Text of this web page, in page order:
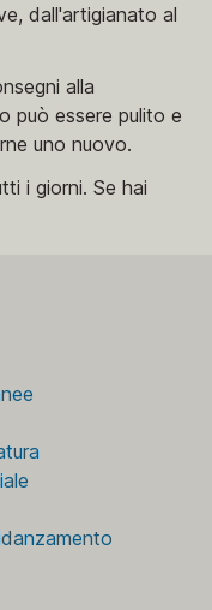
dall'artigianato al
alla
può essere pulito e
uno nuovo.
i giorni. Se hai